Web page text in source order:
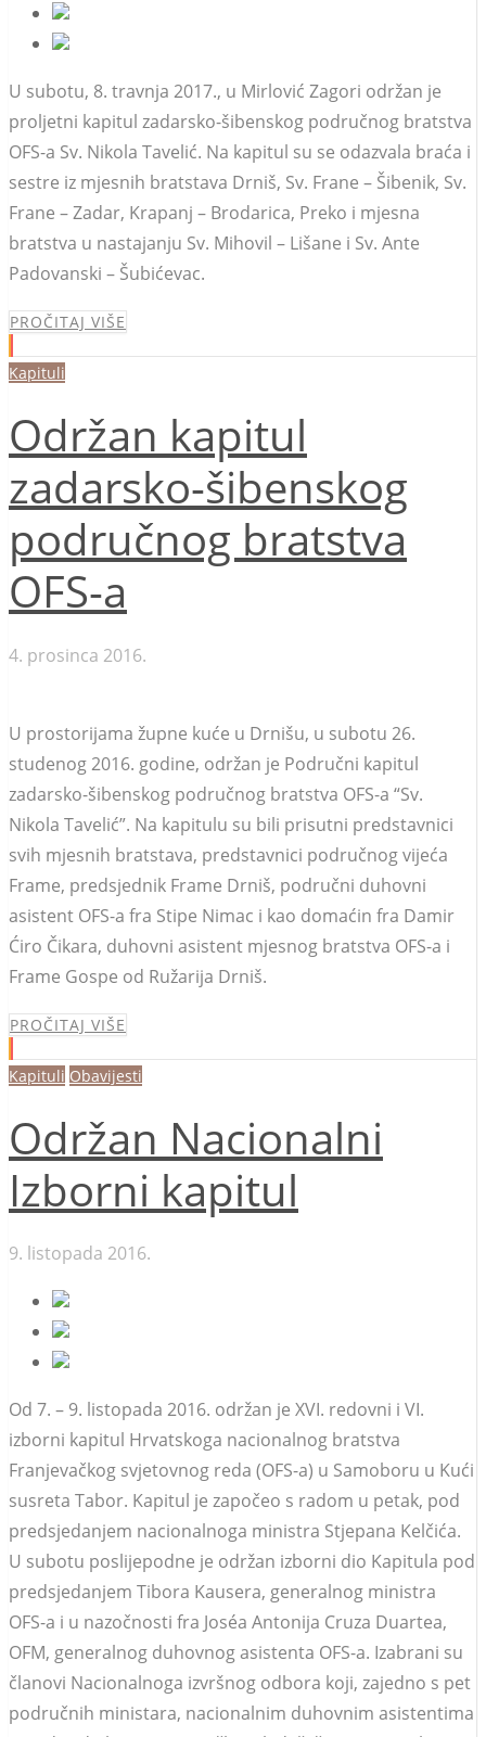
U subotu, 8. travnja 2017., u Mirlović Zagori održan je
proljetni kapitul zadarsko-šibenskog područnog bratstva
OFS-a Sv. Nikola Tavelić. Na kapitul su se odazvala braća i
sestre iz mjesnih bratstava Drniš, Sv. Frane – Šibenik, Sv.
Frane – Zadar, Krapanj – Brodarica, Preko i mjesna
bratstva u nastajanju Sv. Mihovil – Lišane i Sv. Ante
Padovanski – Šubićevac.
PROČITAJ VIŠE
Kapituli
Održan kapitul
zadarsko-šibenskog
područnog bratstva
OFS-a
4. prosinca 2016.
U prostorijama župne kuće u Drnišu, u subotu 26.
studenog 2016. godine, održan je Područni kapitul
zadarsko-šibenskog područnog bratstva OFS-a “Sv.
Nikola Tavelić”. Na kapitulu su bili prisutni predstavnici
svih mjesnih bratstava, predstavnici područnog vijeća
Frame, predsjednik Frame Drniš, područni duhovni
asistent OFS-a fra Stipe Nimac i kao domaćin fra Damir
Ćiro Čikara, duhovni asistent mjesnog bratstva OFS-a i
Frame Gospe od Ružarija Drniš.
PROČITAJ VIŠE
Kapituli Obavijesti
Održan Nacionalni
Izborni kapitul
9. listopada 2016.
Od 7. – 9. listopada 2016. održan je XVI. redovni i VI.
izborni kapitul Hrvatskoga nacionalnog bratstva
Franjevačkog svjetovnog reda (OFS-a) u Samoboru u Kući
susreta Tabor. Kapitul je započeo s radom u petak, pod
predsjedanjem nacionalnoga ministra Stjepana Kelčića.
U subotu poslijepodne je održan izborni dio Kapitula pod
predsjedanjem Tibora Kausera, generalnog ministra
OFS-a i u nazočnosti fra Joséa Antonija Cruza Duartea,
OFM, generalnog duhovnog asistenta OFS-a. Izabrani su
članovi Nacionalnoga izvršnog odbora koji, zajedno s pet
područnih ministara, nacionalnim duhovnim asistentima